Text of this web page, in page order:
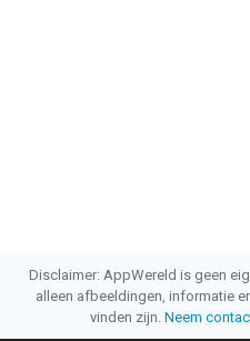
Disclaimer: AppWereld is geen
alleen afbeeldingen, informatie
vinden zijn. Neem